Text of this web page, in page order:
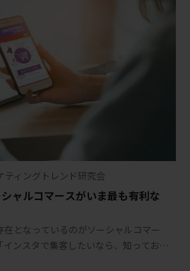
ティングトレンド研究会
ャルコマースがいま最も有利な
在となっているのがソーシャルコマー
インスタで集客したいなら、知っておく
では、多くのソーシャルメディアが